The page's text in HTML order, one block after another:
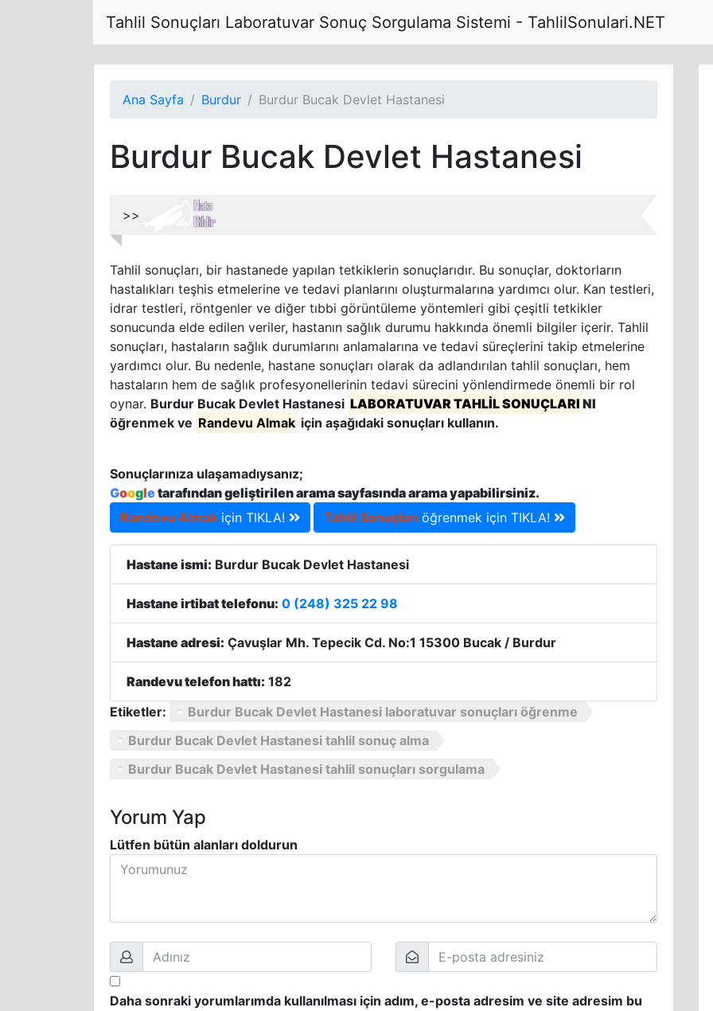
Tahlil Sonuçları Laboratuvar Sonuç Sorgulama Sistemi - TahlilSonulari.NET
Ana Sayfa Burdur Burdur Bucak Devlet Hastanesi
Burdur Bucak Devlet Hastanesi
>>
Tahlil sonuçları, bir hastanede yapılan tetkiklerin sonuçlarıdır. Bu sonuçlar, doktorların
hastalıkları teşhis etmelerine ve tedavi planlarını oluşturmalarına yardımcı olur. Kan testleri,
idrar testleri, röntgenler ve diğer tıbbi görüntüleme yöntemleri gibi çeşitli tetkikler
sonucunda elde edilen veriler, hastanın sağlık durumu hakkında önemli bilgiler içerir. Tahlil
sonuçları, hastaların sağlık durumlarını anlamalarına ve tedavi süreçlerini takip etmelerine
yardımcı olur. Bu nedenle, hastane sonuçları olarak da adlandırılan tahlil sonuçları, hem
hastaların hem de sağlık profesyonellerinin tedavi sürecini yönlendirmede önemli bir rol
oynar. Burdur Bucak Devlet Hastanesi LABORATUVAR TAHLİL SONUÇLARI NI
öğrenmek ve Randevu Almak için aşağıdaki sonuçları kullanın.
Sonuçlarınıza ulaşamadıysanız;
Googletarafından geliştirilen arama sayfasında arama yapabilirsiniz.
Randevu Almak için TIKLA! Tahlil Sonuçları öğrenmek için TIKLA!
Hastane ismi: Burdur Bucak Devlet Hastanesi
Hastane irtibat telefonu: 0 (248) 325 22 98
Hastane adresi: Çavuşlar Mh. Tepecik Cd. No:1 15300 Bucak / Burdur
Randevu telefon hattı: 182
Etiketler:
Burdur Bucak Devlet Hastanesi laboratuvar sonuçları öğrenme
Burdur Bucak Devlet Hastanesi tahlil sonuç alma
Burdur Bucak Devlet Hastanesi tahlil sonuçları sorgulama
Yorum Yap
Lütfen bütün alanları doldurun
Daha sonraki yorumlarımda kullanılması için adım, e-posta adresim ve site adresim bu